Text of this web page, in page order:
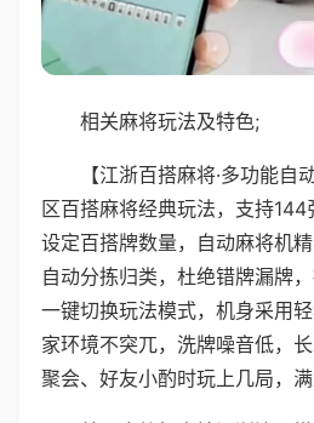
相关麻将玩法及特色;
【江浙百搭麻将·多功能
区百搭麻将经典玩法，支持
设定百搭牌数量，自动麻将机
自动分拣归类，杜绝错牌漏牌
一键切换玩法模式，机身采用
家环境不突兀，洗牌噪音低，
聚会、好友小酌时玩上几局，满